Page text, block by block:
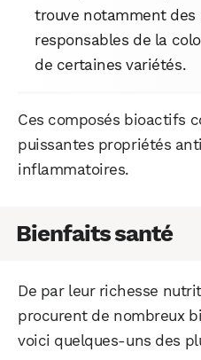
trouve notamment des
responsables de la
de certaines variétés.
Ces composés bioactifs
puissantes propriétés
inflammatoires.
Bienfaits santé
De par leur richesse
procurent de nombreux
voici quelques-uns des